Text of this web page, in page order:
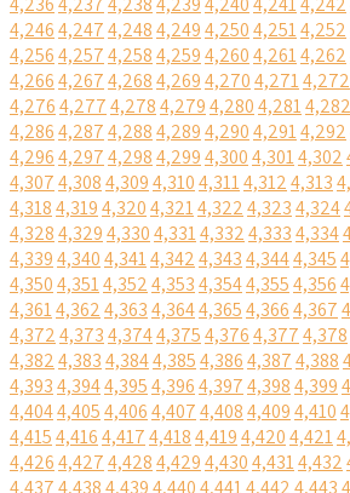
4,2464,2474,2484,2494,2504,2514,252
4,2564,2574,2584,2594,2604,2614,262
4,2664,2674,2684,2694,2704,2714,272
4,2764,2774,2784,2794,2804,2814,282
4,2864,2874,2884,2894,2904,2914,292
4,2964,2974,2984,2994,3004,3014,302
4,3074,3084,3094,3104,3114,3124,313
4,3184,3194,3204,3214,3224,3234,324
4,3284,3294,3304,3314,3324,3334,334
4,3394,3404,3414,3424,3434,3444,345
4,3504,3514,3524,3534,3544,3554,356
4,3614,3624,3634,3644,3654,3664,367
4,3724,3734,3744,3754,3764,3774,378
4,3824,3834,3844,3854,3864,3874,388
4,3934,3944,3954,3964,3974,3984,399
4,4044,4054,4064,4074,4084,4094,410
4,4154,4164,4174,4184,4194,4204,421
4,4264,4274,4284,4294,4304,4314,432